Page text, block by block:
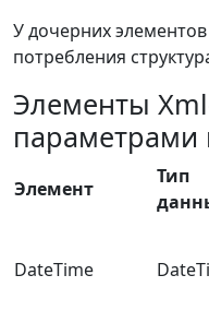
У дочерних элементов
потребления
Элементы
параметрами
Элемент
Тип
DateTime